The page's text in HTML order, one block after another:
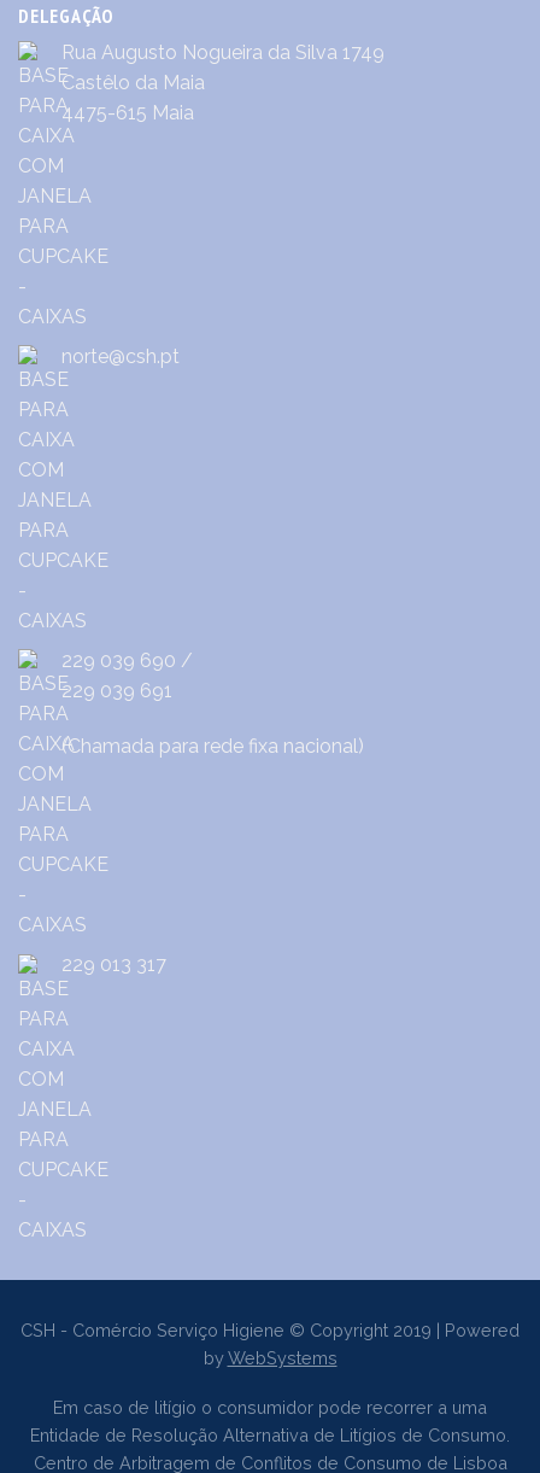
DELEGAÇÃO
Rua Augusto Nogueira da Silva 1749
Castêlo da Maia
4475-615 Maia
norte@csh.pt
229 039 690 /
229 039 691
(Chamada para rede fixa nacional)
229 013 317
CSH - Comércio Serviço Higiene © Copyright 2019 | Powered
byWebSystems
Em caso de litígio o consumidor pode recorrer a uma
Entidade de Resolução Alternativa de Litígios de Consumo.
Centro de Arbitragem de Conflitos de Consumo de Lisboa